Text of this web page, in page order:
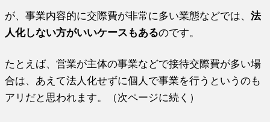
が、事業内容的に交際費が非常に多い業態などでは、法
人化しない方がいいケースもあるのです。
たとえば、営業が主体の事業などで接待交際費が多い場
合は、あえて法人化せずに個人で事業を行うというのも
アリだと思われます。（次ページに続く）